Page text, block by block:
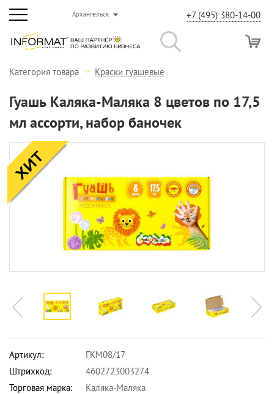
Архангельск +7 (495) 380-14-00
Категория товара Краски гуашевые
Гуашь Каляка-Маляка 8 цветов по 17,5
мл ассорти, набор баночек
Артикул:
ГКМ08/17
Штрихкод:
4602723003274
Торговая марка:
Каляка-Маляка